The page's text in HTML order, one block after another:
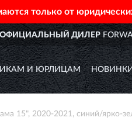
только от
ОФИЦИАЛЬНЫЙ ДИЛЕР
И ЮРЛИЦАМ НОВИНКИ
15", 2020-2021, синий/ярко-